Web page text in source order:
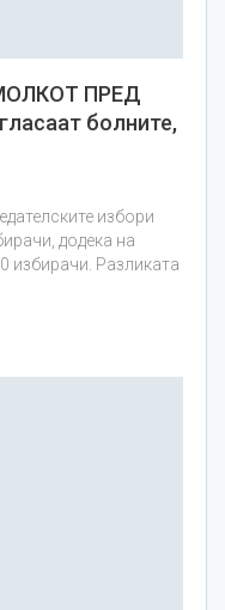
ПРЕД
болните,
избори
додека на
избирачи. Разликата